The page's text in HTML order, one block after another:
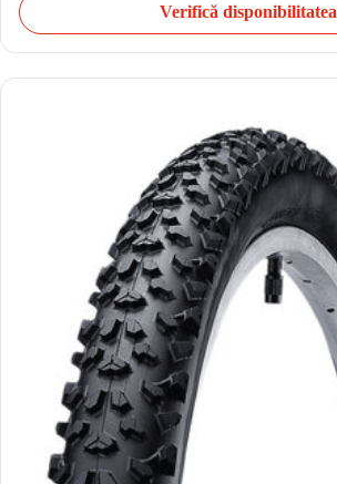
Verifică disponibilitatea